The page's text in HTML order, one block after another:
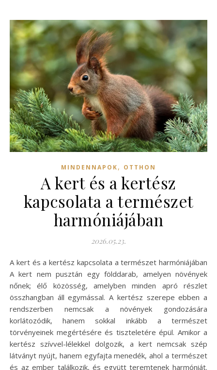
MINDENNAPOK, OTTHON
A kert és a kertész
kapcsolata a természet
harmóniájában
2026.05.23.
A kert és a kertész kapcsolata a természet harmóniájában
A kert nem pusztán egy földdarab, amelyen növények
nőnek; élő közösség, amelyben minden apró részlet
összhangban áll egymással. A kertész szerepe ebben a
rendszerben nemcsak a növények gondozására
korlátozódik, hanem sokkal inkább a természet
törvényeinek megértésére és tiszteletére épül. Amikor a
kertész szívvel-lélekkel dolgozik, a kert nemcsak szép
látványt nyújt, hanem egyfajta menedék, ahol a természet
és az ember találkozik, és együtt teremtenek harmóniát.